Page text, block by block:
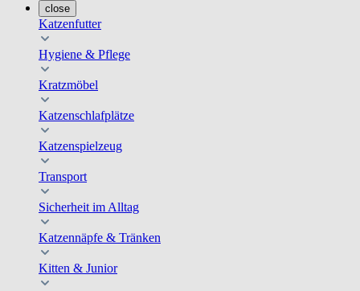
close
Katzenfutter
Hygiene & Pflege
Kratzmöbel
Katzenschlafplätze
Katzenspielzeug
Transport
Sicherheit im Alltag
Katzennäpfe & Tränken
Kitten & Junior